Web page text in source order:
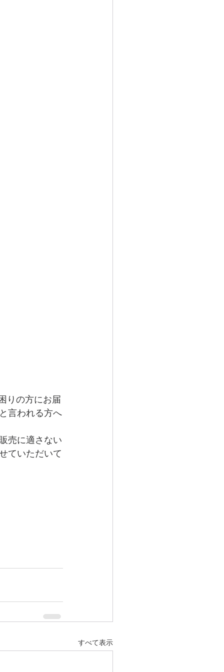
りの方にお届
言われる方へ
売に適さない
ていただいて
すべて表示